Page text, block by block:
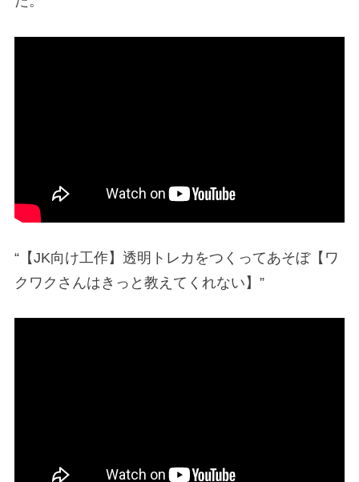
“【JK向け工作】透明トレカをつくってあそぼ【ワ
クワクさんはきっと教えてくれない】”